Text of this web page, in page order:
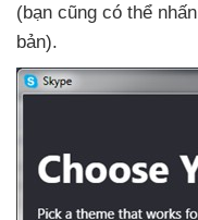
(bạn cũng có thể nhấn
bản).